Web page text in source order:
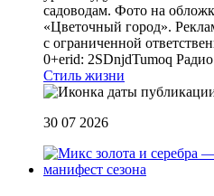
садоводам. Фото на
«Цветочный город».
с ограниченной
0+erid: 2SDnjdTumoq
Стиль жизни
30 07 2026